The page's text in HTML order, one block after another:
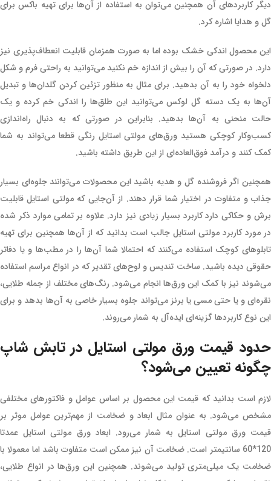
دیگر کاربردهای آن همچنین می‌توان به استفاده از آن‌ها برای تهیه باکس برای
گل و هدایا اشاره کرد.
این محصول اندکی خشک بوده اما به صورت همزمان قابلیت انعطاف‌پذیری نیز
دارد. در صورتی که آن را بیش از اندازه خم نکنید می‌توانید به راحتی فرم و شکل
دلخواه خود را به آن بدهید. برای مثال به منظور تزئین کردن گلدان‌ها و تبدیل
آن‌ها به یک دسته گل لوکس می‌توانید این طلق‌ها را اندکی خم کرده و یک
حالت منحنی به آن‌ها بدهید. بنابراین در صورتی که به دنبال راه‌اندازی
کسب‌وکار کوچکی هستید ورق‌های مولتی استایل رنگی قطعا می‌تواند به شما
کمک کنند و درآمد فوق‌العاده‌ای از این طریق داشته باشید.
همچنین اگر فروشنده گل و هدیه باشید این محصولات می‌توانند جلوه‌ای بسیار
جذاب و متفاوت در اختیار شما قرار دهند. از آن‌جایی که مولتی استایل قابلیت
برش و حکاکی دارد کاربرد بسیار زیادی نیز دارد. علاوه بر تمامی موارد ذکر شده
در مورد کاربرد مولتی استایل جالب است بدانید که از آن‌ها همچنین برای تهیه
تابلوهای کوچک استفاده می‌کنند که احتمالا شما آن‌ها را در مطب‌ها و یا دفاتر
حقوقی دیده باشید. ساخت تندیس و لوح‌های تقدیر که در انواع مراسم استفاده
می‌شوند نیز با کمک این ورق‌ها انجام می‌شود‌. رنگ‌های مختلف از جمله طلایی،
نقره‌ای و یا حتی مسی یا برنز می‌تواند جلوه بسیار خاصی به آن‌ها بدهد و برای
این نوع کاربردها گزینه‌ای ایده‌آل به شمار می‌روند.
حدود قیمت ورق مولتی استایل در تابش شاپ
چگونه تعیین می‌شود؟
لازم است بدانید که قیمت این محصول بر اساس عوامل و فاکتورهای مختلفی
مشخص می‌شود. به عنوان مثال ابعاد و ضخامت از مهم‌ترین عوامل موثر بر
قیمت ورق مولتی استایل به شمار می‌رود. ابعاد ورق مولتی استایل عمدتا
120*60 سانتیمتر است‌. ضخامت آن نیز ممکن است متفاوت باشد اما معمولا با
ضخامت یک میلی‌‌متری تولید می‌شوند. همچنین این ورق‌ها در انواع طلایی،